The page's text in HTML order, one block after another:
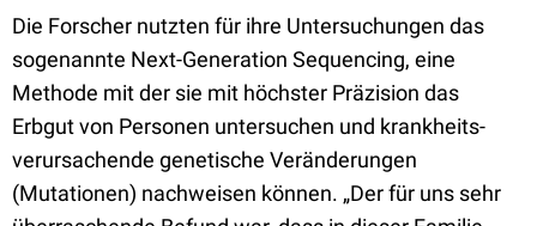
Die Forscher nutzten für ihre Untersuchungen das
sogenannte Next-Generation Sequencing, eine
Methode mit der sie mit höchster Präzision das
Erbgut von Personen untersuchen und krankheits-
verursachende genetische Veränderungen
(Mutationen) nachweisen können. „Der für uns sehr